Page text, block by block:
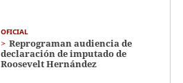
OFICIAL
Reprograman audiencia de
declaración de imputado de
Roosevelt Hernández